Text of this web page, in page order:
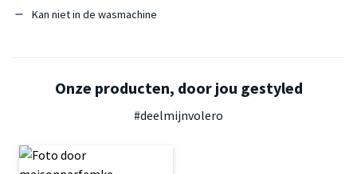
Kan niet in de wasmachine
Onze producten, door jou gestyled
#deelmijnvolero